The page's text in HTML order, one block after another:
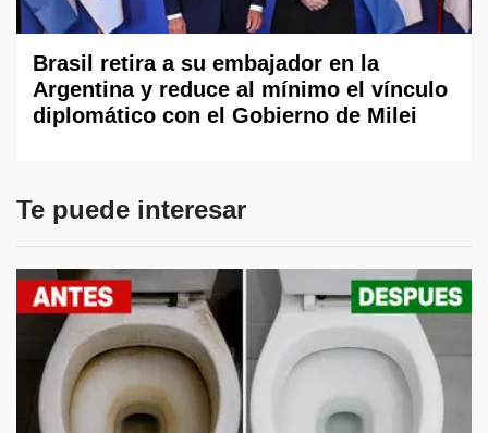
Brasil retira a su embajador en la
Argentina y reduce al mínimo el vínculo
diplomático con el Gobierno de Milei
Te puede interesar